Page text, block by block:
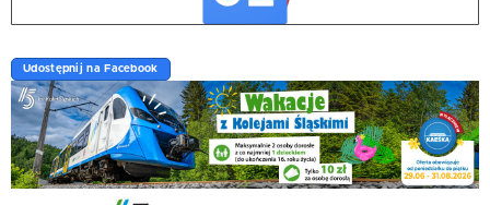
Udostępnij na Facebook